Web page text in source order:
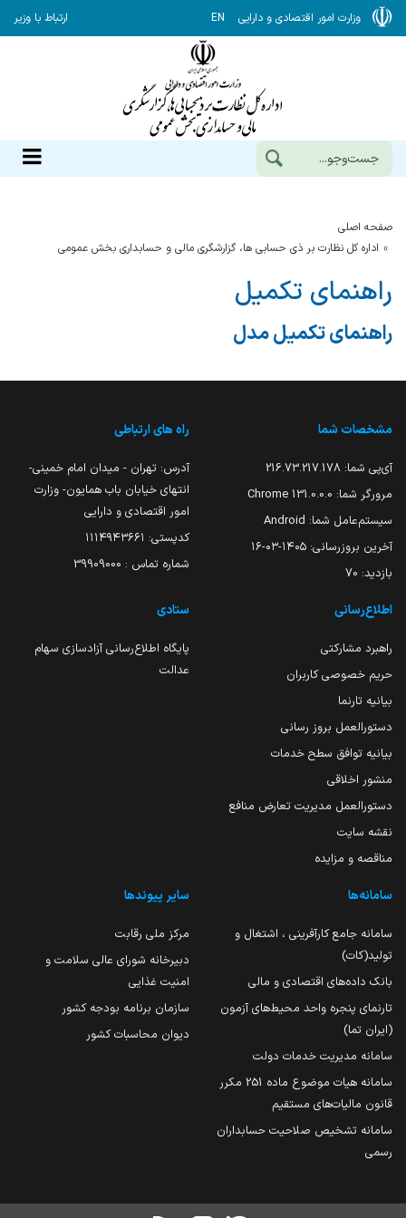
وزارت امور اقتصادی و دارایی EN ارتباط با وزیر
صفحه اصلی
اداره کل نظارت بر ذی حسابی ها، گزارشگری مالی و حسابداری بخش عمومی
راهنمای تکمیل
راهنمای تکمیل مدل
مشخصات شما
آی‌پی شما: 216.73.217.178
مرورگر شما: 131.0.0.0 Chrome
سیستم‌عامل شما: Android
آخرین بروزرسانی: ۱۴۰۵-۰۳-۱۶
بازدید: 70
راه های ارتباطی
آدرس: تهران - میدان امام خمینی-
انتهای خیابان باب همایون- وزارت
امور اقتصادی و دارایی
کدپستی: ۱۱۱۴۹۴۳۶۶۱
شماره تماس : 39909000
اطلاع‌رسانی
راهبرد مشارکتی
حریم خصوصی کاربران
بیانیه تارنما
دستورالعمل بروز رسانی
بیانیه توافق سطح خدمات
منشور اخلاقی
دستورالعمل مدیریت تعارض منافع
نقشه سایت
مناقصه و مزایده
ستادی
پایگاه اطلاع‌رسانی آزادسازی سهام
عدالت
سامانه‌ها
سامانه جامع کارآفرینی ، اشتغال و
تولید(کات)
بانک داده‌های اقتصادی و مالی
تارنمای پنجره واحد محیط‌های آزمون
(ایران تما)
سامانه مدیریت خدمات دولت
سامانه هیات موضوع ماده 251 مکرر
قانون مالیات‌های مستقیم
سامانه تشخیص صلاحیت حسابداران
رسمی
سایر پیوندها
مرکز ملی رقابت
دبیرخانه شورای عالی سلامت و
امنیت غذایی
سازمان برنامه بودجه کشور
دیوان محاسبات کشور